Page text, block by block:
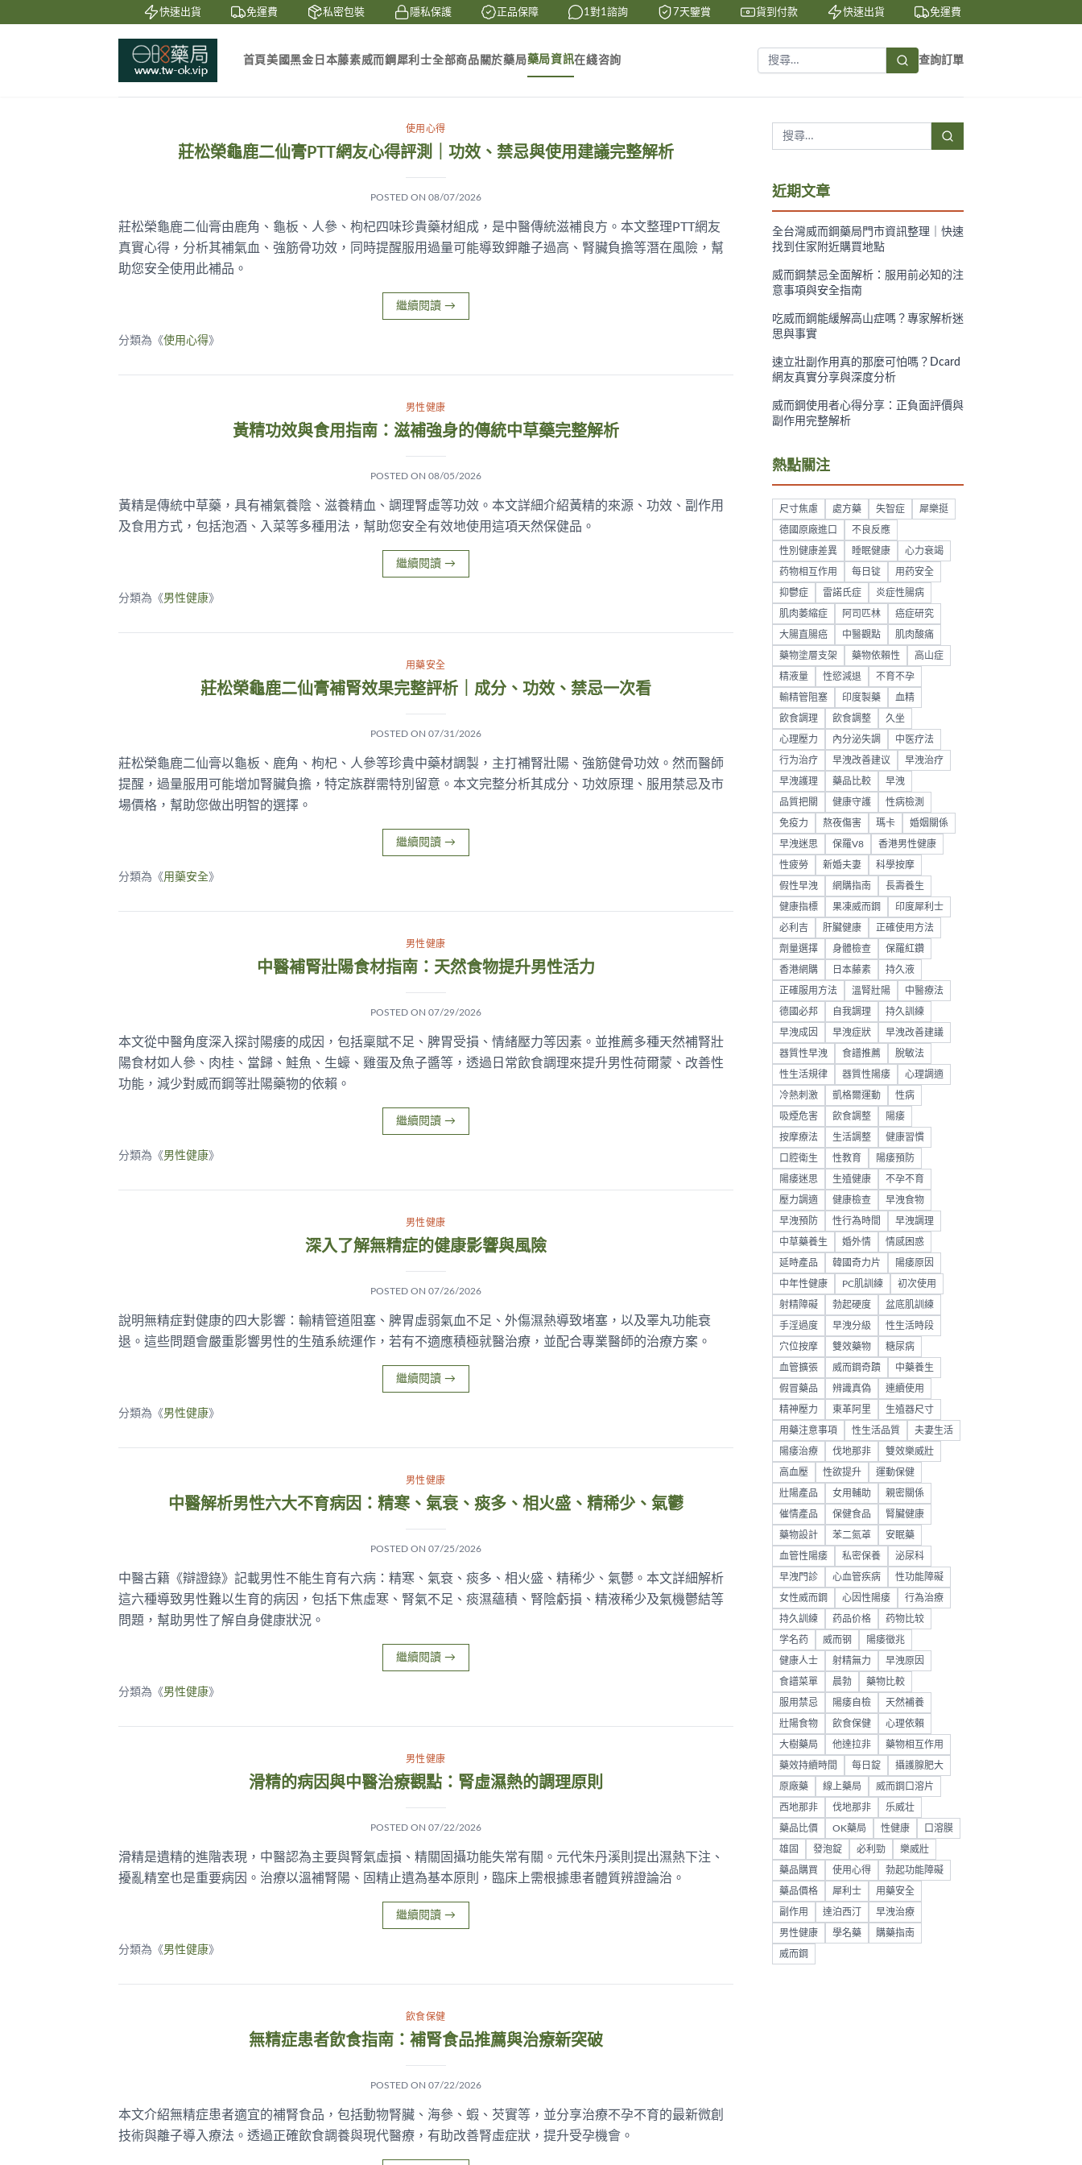
快速出貨 免運費 私密包裝 隱私保護 正品保障 1對1諮詢 7天鑒賞 貨到付款 快速出貨 免運費
首頁美國黑金 日本藤素威而鋼 犀利士全部商品 關於藥局藥局資訊在綫咨詢 查詢訂單
使用心得
莊松榮龜鹿二仙膏PTT網友心得評測｜功效、禁忌與使用建議完整解析
POSTED ON 08/07/2026
莊松榮龜鹿二仙膏由鹿角、龜板、人參、枸杞四味珍貴藥材組成，是中醫傳統滋補良方。本文整理PTT網友
真實心得，分析其補氣血、強筋骨功效，同時提醒服用過量可能導致鉀離子過高、腎臟負擔等潛在風險，幫
助您安全使用此補品。
繼續閱讀 →
分類為《使用心得》
男性健康
黃精功效與食用指南：滋補強身的傳統中草藥完整解析
POSTED ON 08/05/2026
黃精是傳統中草藥，具有補氣養陰、滋養精血、調理腎虛等功效。本文詳細介紹黃精的來源、功效、副作用
及食用方式，包括泡酒、入菜等多種用法，幫助您安全有效地使用這項天然保健品。
繼續閱讀 →
分類為《男性健康》
用藥安全
莊松榮龜鹿二仙膏補腎效果完整評析｜成分、功效、禁忌一次看
POSTED ON 07/31/2026
莊松榮龜鹿二仙膏以龜板、鹿角、枸杞、人參等珍貴中藥材調製，主打補腎壯陽、強筋健骨功效。然而醫師
提醒，過量服用可能增加腎臟負擔，特定族群需特別留意。本文完整分析其成分、功效原理、服用禁忌及市
場價格，幫助您做出明智的選擇。
繼續閱讀 →
分類為《用藥安全》
男性健康
中醫補腎壯陽食材指南：天然食物提升男性活力
POSTED ON 07/29/2026
本文從中醫角度深入探討陽痿的成因，包括稟賦不足、脾胃受損、情緒壓力等因素。並推薦多種天然補腎壯
陽食材如人參、肉桂、當歸、鮭魚、生蠔、雞蛋及魚子醬等，透過日常飲食調理來提升男性荷爾蒙、改善性
功能，減少對威而鋼等壯陽藥物的依賴。
繼續閱讀 →
分類為《男性健康》
男性健康
深入了解無精症的健康影響與風險
POSTED ON 07/26/2026
說明無精症對健康的四大影響：輸精管道阻塞、脾胃虛弱氣血不足、外傷濕熱導致堵塞，以及睪丸功能衰
退。這些問題會嚴重影響男性的生殖系統運作，若有不適應積極就醫治療，並配合專業醫師的治療方案。
繼續閱讀 →
分類為《男性健康》
男性健康
中醫解析男性六大不育病因：精寒、氣衰、痰多、相火盛、精稀少、氣鬱
POSTED ON 07/25/2026
中醫古籍《辯證錄》記載男性不能生育有六病：精寒、氣衰、痰多、相火盛、精稀少、氣鬱。本文詳細解析
這六種導致男性難以生育的病因，包括下焦虛寒、腎氣不足、痰濕蘊積、腎陰虧損、精液稀少及氣機鬱結等
問題，幫助男性了解自身健康狀況。
繼續閱讀 →
分類為《男性健康》
男性健康
滑精的病因與中醫治療觀點：腎虛濕熱的調理原則
POSTED ON 07/22/2026
滑精是遺精的進階表現，中醫認為主要與腎氣虛損、精關固攝功能失常有關。元代朱丹溪則提出濕熱下注、
擾亂精室也是重要病因。治療以溫補腎陽、固精止遺為基本原則，臨床上需根據患者體質辨證論治。
繼續閱讀 →
分類為《男性健康》
飲食保健
無精症患者飲食指南：補腎食品推薦與治療新突破
POSTED ON 07/22/2026
本文介紹無精症患者適宜的補腎食品，包括動物腎臟、海參、蝦、芡實等，並分享治療不孕不育的最新微創
技術與離子導入療法。透過正確飲食調養與現代醫療，有助改善腎虛症狀，提升受孕機會。
近期文章
全台灣威而鋼藥局門市資訊整理｜快速
找到住家附近購買地點
威而鋼禁忌全面解析：服用前必知的注
意事項與安全指南
吃威而鋼能緩解高山症嗎？專家解析迷
思與事實
速立壯副作用真的那麼可怕嗎？Dcard
網友真實分享與深度分析
威而鋼使用者心得分享：正負面評價與
副作用完整解析
熱點關注
尺寸焦慮 處方藥 失智症 犀樂挺
德國原廠進口 不良反應
性別健康差異 睡眠健康 心力衰竭
药物相互作用 每日锭 用药安全
抑鬱症 雷諾氏症 炎症性腸病
肌肉萎縮症 阿司匹林 癌症研究
大腸直腸癌 中醫觀點 肌肉酸痛
藥物塗層支架 藥物依賴性 高山症
精液量 性慾減退 不育不孕
輸精管阻塞 印度製藥 血精
飲食調理 飲食調整 久坐
心理壓力 內分泌失調 中医疗法
行为治疗 早洩改善建议 早洩治疗
早洩護理 藥品比較 早洩
品質把關 健康守護 性病檢測
免疫力 熬夜傷害 瑪卡 婚姻關係
早洩迷思 保羅V8 香港男性健康
性疲勞 新婚夫妻 科學按摩
假性早洩 網購指南 長壽養生
健康指標 果凍威而鋼 印度犀利士
必利吉 肝臟健康 正確使用方法
劑量選擇 身體檢查 保羅紅鑽
香港網購 日本藤素 持久液
正確服用方法 溫腎壯陽 中醫療法
德國必邦 自我調理 持久訓練
早洩成因 早洩症狀 早洩改善建議
器質性早洩 食譜推薦 脫敏法
性生活規律 器質性陽痿 心理調適
冷熱刺激 凱格爾運動 性病
吸煙危害 飲食調整 陽痿
按摩療法 生活調整 健康習慣
口腔衛生 性教育 陽痿預防
陽痿迷思 生殖健康 不孕不育
壓力調適 健康檢查 早洩食物
早洩預防 性行為時間 早洩調理
中草藥養生 婚外情 情感困惑
延時產品 韓國奇力片 陽痿原因
中年性健康 PC肌訓練 初次使用
射精障礙 勃起硬度 盆底肌訓練
手淫過度 早洩分級 性生活時段
穴位按摩 雙效藥物 糖尿病
血管擴張 威而鋼奇蹟 中藥養生
假冒藥品 辨識真偽 連續使用
精神壓力 東革阿里 生殖器尺寸
用藥注意事項 性生活品質 夫妻生活
陽痿治療 伐地那非 雙效樂威壯
高血壓 性欲提升 運動保健
壯陽產品 女用輔助 親密關係
催情產品 保健食品 腎臟健康
藥物設計 苯二氮䓬 安眠藥
血管性陽痿 私密保養 泌尿科
早洩門診 心血管疾病 性功能障礙
女性威而鋼 心因性陽痿 行為治療
持久訓練 药品价格 药物比较
学名药 威而钢 陽痿徵兆
健康人士 射精無力 早洩原因
食譜菜單 晨勃 藥物比較
服用禁忌 陽痿自檢 天然補養
壯陽食物 飲食保健 心理依賴
大樹藥局 他達拉非 藥物相互作用
藥效持續時間 每日錠 攝護腺肥大
原廠藥 線上藥局 威而鋼口溶片
西地那非 伐地那非 乐威壮
藥品比價 OK藥局 性健康 口溶膜
雄固 發泡錠 必利勁 樂威壯
藥品購買 使用心得 勃起功能障礙
藥品價格 犀利士 用藥安全
副作用 達泊西汀 早洩治療
男性健康 學名藥 購藥指南
威而鋼